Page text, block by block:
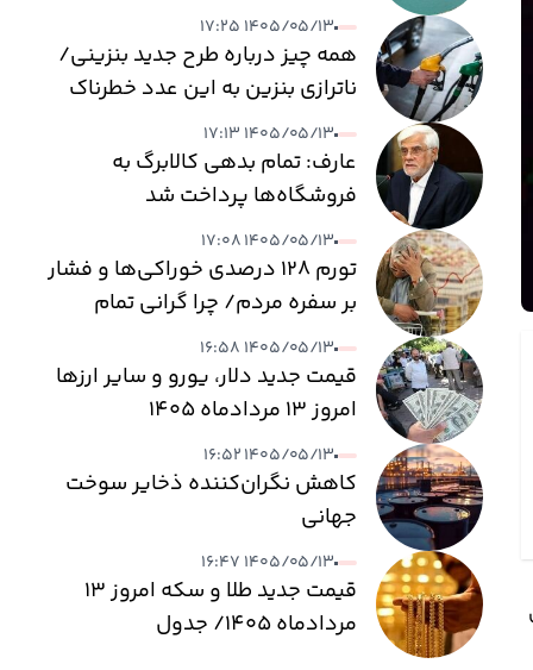
۱۴۰۵/۰۵/۱۳ ۱۷:۲۵
همه چیز درباره طرح جدید بنزینی/
ناترازی بنزین به این عدد خطرناک
می‌رسد
۱۴۰۵/۰۵/۱۳ ۱۷:۱۳
عارف: تمام بدهی کالابرگ به
فروشگاه‌ها پرداخت شد
۱۴۰۵/۰۵/۱۳ ۱۷:۰۸
تورم ۱۲۸ درصدی خوراکی‌ها و فشار
بر سفره مردم/ چرا گرانی تمام
نمی‌شود؟
۱۴۰۵/۰۵/۱۳ ۱۶:۵۸
قیمت جدید دلار، یورو و سایر ارزها
امروز ۱۳ مردادماه ۱۴۰۵
۱۴۰۵/۰۵/۱۳ ۱۶:۵۲
کاهش نگران‌کننده ذخایر سوخت
جهانی
۱۴۰۵/۰۵/۱۳ ۱۶:۴۷
قیمت جدید طلا و سکه امروز ۱۳
مردادماه ۱۴۰۵/ جدول